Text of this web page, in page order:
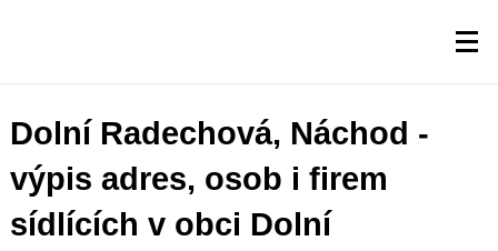
Dolní Radechová, Náchod -
výpis adres, osob i firem
sídlících v obci Dolní